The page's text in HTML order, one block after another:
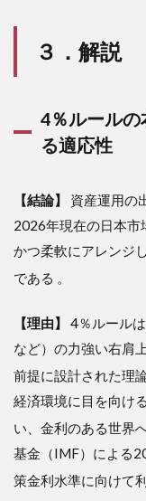
4
３．解説
4％ルール
る適応性
【結論】
資産運用の
2026年現在の日本市
かつ柔軟にアレンジ
である 。
【理由】
4％ルール
など）の力強い右肩
前提に設計された理
経済環境に目を向け
い、金利のある世界
基金（IMF）による
策金利水準に向けて